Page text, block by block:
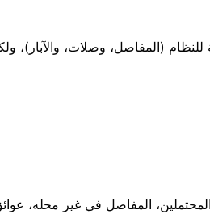
(المفاصل، وصلات، والآبار)،
المفاصل في غير محله،